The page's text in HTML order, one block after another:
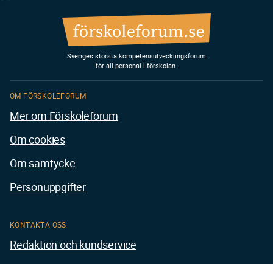
Sveriges största kompetensutvecklingsforum
för all personal i förskolan.
KONTAKTA OSS
Redaktion och kundservice
OM FÖRSKOLEFORUM
Mer om Förskoleforum
Om cookies
Om samtycke
Personuppgifter